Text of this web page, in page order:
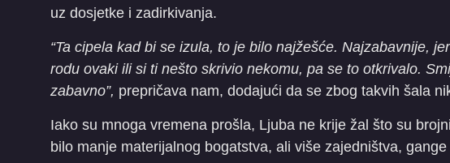
uz dosjetke i zadirkivanja.
“Ta cipela kad bi se izula, to je bilo najžešće. Najzabavnije,
rodu ovaki ili si ti nešto skrivio nekomu, pa se to otkrivalo.
zabavno”, prepričava nam, dodajući da se zbog takvih šala
Iako su mnoga vremena prošla, Ljuba ne krije žal što su
bilo manje materijalnog bogatstva, ali više zajedništva,